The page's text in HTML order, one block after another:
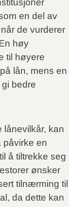
en del av
de vurderer
høy
til høyere
lån, mens en
bedre
lånevilkår, kan
påvirke en
å tiltrekke seg
ønsker
tilnærming til
da dette kan